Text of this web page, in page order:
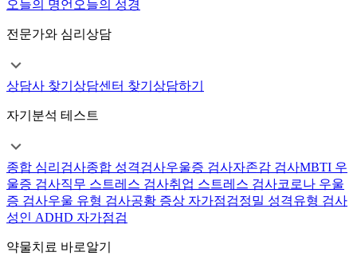
오늘의 명언 오늘의 성경
전문가와 심리상담
상담사 찾기 상담센터 찾기 상담하기
자기분석 테스트
종합 심리검사종합 성격검사우울증 검사자존감 검사MBTI 우
울증 검사직무 스트레스 검사취업 스트레스 검사코로나 우울
증 검사우울 유형 검사공황 증상 자가점검정밀 성격유형 검사
성인 ADHD 자가점검
약물치료 바로알기